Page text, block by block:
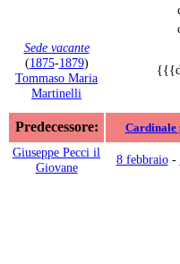
Sede vacante
(1875-1879)
Tommaso Maria
Martinelli
Predecessore: Cardinale
Giuseppe Pecci il
Giovane
8 febbraio-